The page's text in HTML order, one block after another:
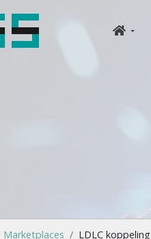
Marketplaces LDLC koppeling